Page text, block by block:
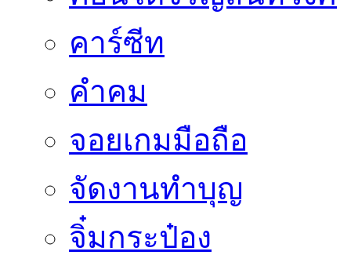
คาร์ซีท
คำคม
จอยเกมมือถือ
จัดงานทำบุญ
จิ๋มกระป๋อง